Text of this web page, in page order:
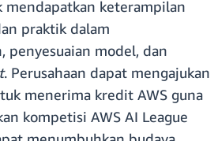
mendapatkan keterampilan
praktik dalam
penyesuaian model, dan
. Perusahaan dapat mengajukan
menerima kredit AWS guna
kompetisi AWS AI League